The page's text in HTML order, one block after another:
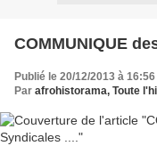
COMMUNIQUE
Publié le 20/12/2013 à 16:56
Par afrohistorama, Toute